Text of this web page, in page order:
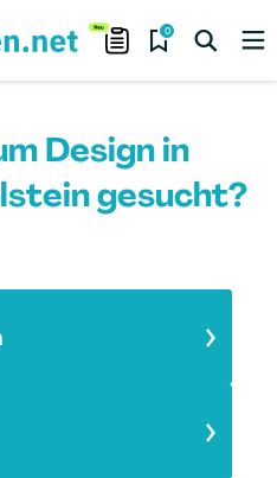
0
Design in
gesucht?